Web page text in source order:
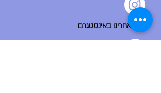
עקבו אחרינו באינסטגרם